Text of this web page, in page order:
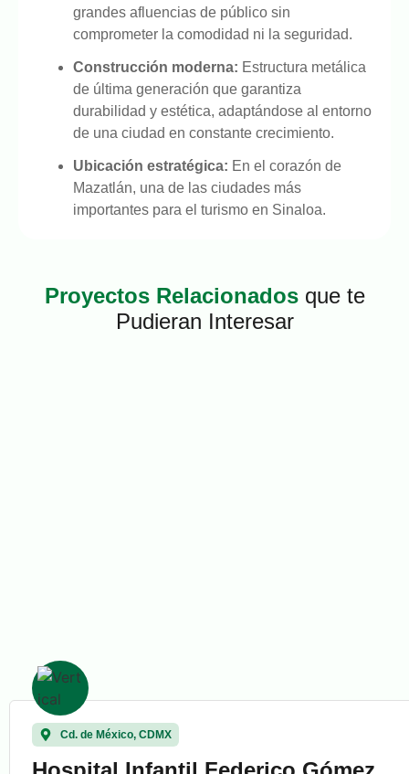
grandes afluencias de público sin
comprometer la comodidad ni la seguridad.
Construcción moderna: Estructura metálica
de última generación que garantiza
durabilidad y estética, adaptándose al entorno
de una ciudad en constante crecimiento.
Ubicación estratégica: En el corazón de
Mazatlán, una de las ciudades más
importantes para el turismo en Sinaloa.
Proyectos Relacionados que te
Pudieran Interesar
Cd. de México, CDMX